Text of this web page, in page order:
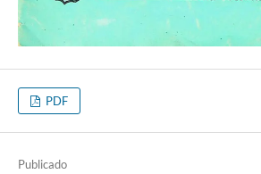
PDF
Publicado